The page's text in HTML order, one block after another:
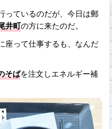
っているのだが、今日は郵
井町の方に来たのだ。
座って仕事するも、なんだ
そばを注文しエネルギー補